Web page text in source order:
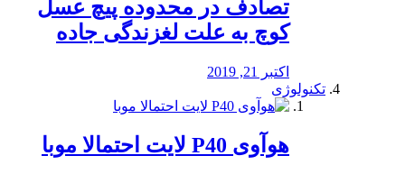
تصادف در محدوده پیچ عسل
کوچ به علت لغزندگی جاده
اکتبر 21, 2019
تکنولوژی
هوآوی P40 لایت احتمالا موبا